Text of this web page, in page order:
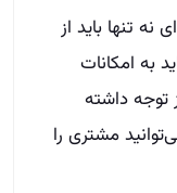
تنها باید از
به امکانات
داشته
مشتری را